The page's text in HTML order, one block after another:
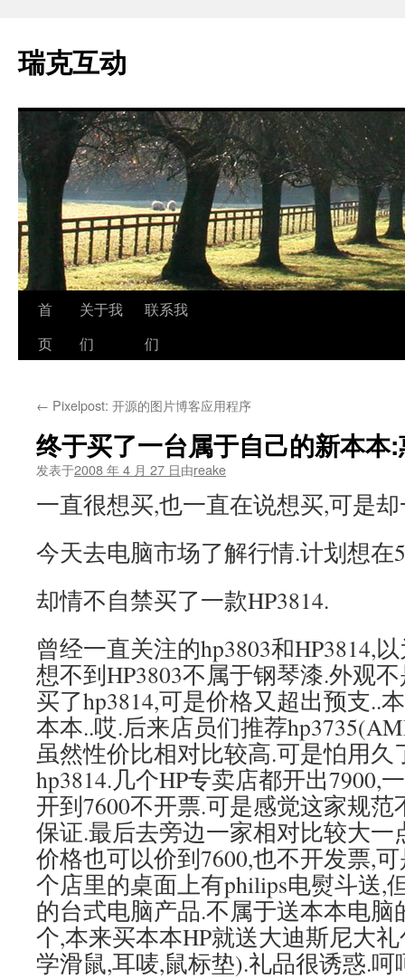
瑞克互动
跳
至
文
首
页
关于我
们
联系我
们
← Pixelpost: 开源的图片博客应用程序
终于买了一台属于自己的新本本
发表于2008 年 4 月 27 日由reake
一直很想买,也一直在说想买,可是
今天去电脑市场了解行情.计划想在
却情不自禁买了一款HP3814.
曾经一直关注的hp3803和HP3814,
想不到HP3803不属于钢琴漆.外观
买了hp3814,可是价格又超出预支..
本本..哎.后来店员们推荐
虽然性价比相对比较高.可是怕用久
hp3814.几个HP专卖店都开出7900,
开到7600不开票.可是感觉这家规
保证.最后去旁边一家相对比较大一
价格也可以价到7600,也不开发票,
个店里的桌面上有philips电熨斗送,
的台式电脑产品.不属于送本本电
个,本来买本本HP就送大迪斯尼大
学滑鼠,耳唛,鼠标垫).礼品很诱惑.呵